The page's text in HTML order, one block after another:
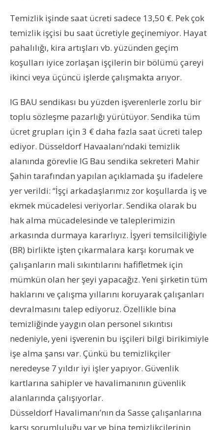
Temizlik işinde saat ücreti sadece 13,50 €. Pek çok
temizlik işçisi bu saat ücretiyle geçinemiyor. Hayat
pahalılığı, kira artışları vb. yüzünden geçim
koşulları iyice zorlaşan işçilerin bir bölümü çareyi
ikinci veya üçüncü işlerde çalışmakta arıyor.
IG BAU sendikası bu yüzden işverenlerle zorlu bir
toplu sözleşme pazarlığı yürütüyor. Sendika tüm
ücret grupları için 3 € daha fazla saat ücreti talep
ediyor. Düsseldorf Havaalanı’ndaki temizlik
alanında görevlie IG Bau sendika sekreteri Mahir
Şahin tarafından yapılan açıklamada şu ifadelere
yer verildi: “İşçi arkadaşlarımız zor koşullarda iş ve
ekmek mücadelesi veriyorlar. Sendika olarak bu
hak alma mücadelesinde ve taleplerimizin
arkasında durmaya kararlıyız. İşyeri temsilciliğiyle
(BR) birlikte işten çıkarmalara karşı korumak ve
çalışanların mali sıkıntılarını hafifletmek için
mümkün olan her şeyi yapacağız. Yeni şirketin tüm
haklarını ve çalışma yıllarını koruyarak çalışanları
devralmasını talep ediyoruz. Özellikle bina
temizliğinde yaygın olan personel sıkıntısı
nedeniyle, yeni işverenin bu işçileri bilgi birikimiyle
işe alma şansı var. Çünkü bu temizlikçiler
neredeyse 7 yıldır iyi işler yapıyor. Güvenlik
kartlarına sahipler ve havalimanının güvenlik
alanlarında çalışıyorlar.
Düsseldorf Havalimanı’nın da Sasse çalışanlarına
karşı sorumluluğu var ve bina temizlikçilerinin